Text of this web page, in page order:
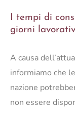
quantità
I tempi di
giorni
A causa
informiamo che
nazione
non essere